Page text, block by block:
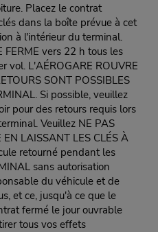
Placez le contrat
dans la boîte prévue à cet
à l'intérieur du terminal.
FERME vers 22 h tous les
vol. L'AÉROGARE ROUVRE
SONT POSSIBLES
Si possible, veuillez
pour des retours requis lors
Veuillez NE PAS
LAISSANT LES CLÉS À
retourné pendant les
sans autorisation
du véhicule et de
et ce, jusqu'à ce que le
fermé le jour ouvrable
tous vos effets